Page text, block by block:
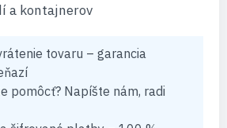
a kontajnerov
tovaru – garancia
pomôcť? Napíšte nám, radi